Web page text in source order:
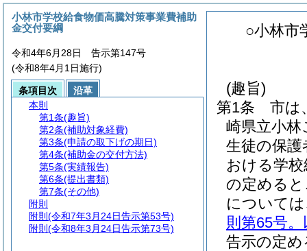
○小林市
(趣旨)
第1条
市は
崎県立小
生徒の保
おける学校
の定める
について
則第65号
告示の定
小林市学校給食物価高騰対策事業費補助
金交付要綱
令和4年6月28日 告示第147号
(令和8年4月1日施行)
条項目次
沿革
本則
第1条(趣旨)
第2条(補助対象経費)
第3条(申請の取下げの期日)
第4条(補助金の交付方法)
第5条(実績報告)
第6条(提出書類)
第7条(その他)
附則
附則 (令和7年3月24日告示第53号)
附則 (令和8年3月24日告示第73号)